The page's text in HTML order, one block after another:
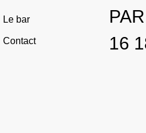
Le bar
Contact
16